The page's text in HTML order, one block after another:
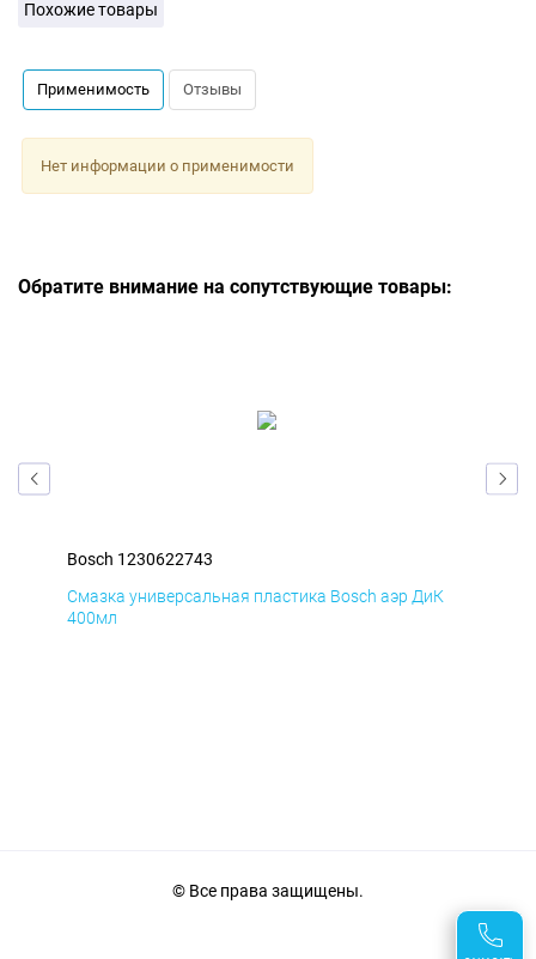
Похожие товары
Применимость Отзывы
Нет информации о применимости
Обратите внимание на сопутствующие товары:
Bosch 1230622743
Смазка универсальная пластика Bosch аэр ДиК
400мл
© Все права защищены.